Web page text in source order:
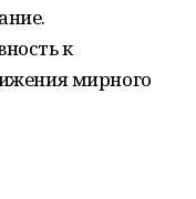
к
мирного